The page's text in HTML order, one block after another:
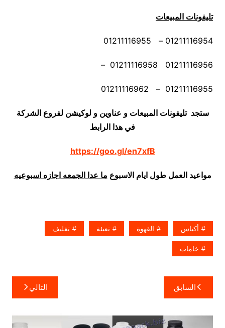
تليفونات المبيعات
01211116954 – 01211116955
01211116956 01211116958 –
01211116955 – 01211116962
ستجد تليفونات المبيعات و عناوين و لوكيشن لفروع الشركة
في هذا الرابط
https://goo.gl/en7xfB
مواعيد العمل طول ايام الاسبوع ما عدا الجمعه اجازه اسبوعيه
أكياس القهوة تعبئة تغليف
خامات
تصفّح
المقالات
السابق التالي